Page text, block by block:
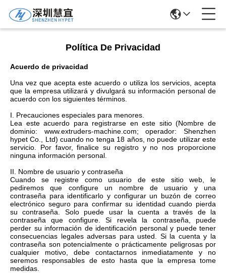
Política De Privacidad
Acuerdo de privacidad
Una vez que acepta este acuerdo o utiliza los servicios, acepta
que la empresa utilizará y divulgará su información personal de
acuerdo con los siguientes términos.
I. Precauciones especiales para menores.
Lea este acuerdo para registrarse en este sitio (Nombre de
dominio: www.extruders-machine.com; operador: Shenzhen
hypet Co., Ltd) cuando no tenga 18 años, no puede utilizar este
servicio. Por favor, finalice su registro y no nos proporcione
ninguna información personal.
II. Nombre de usuario y contraseña
Cuando se registre como usuario de este sitio web, le
pediremos que configure un nombre de usuario y una
contraseña para identificarlo y configurar un buzón de correo
electrónico seguro para confirmar su identidad cuando pierda
su contraseña. Solo puede usar la cuenta a través de la
contraseña que configure. Si revela la contraseña, puede
perder su información de identificación personal y puede tener
consecuencias legales adversas para usted. Si la cuenta y la
contraseña son potencialmente o prácticamente peligrosas por
cualquier motivo, debe contactarnos inmediatamente y no
seremos responsables de esto hasta que la empresa tome
medidas.